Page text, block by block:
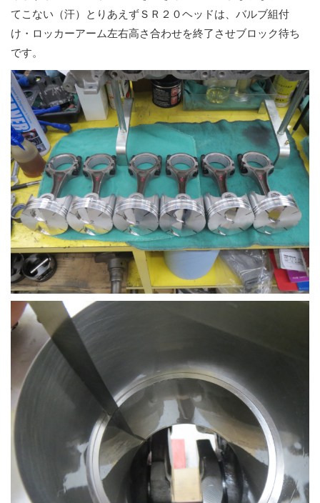
てこない（汗）とりあえずＳＲ２０ヘッドは、バルブ組付
け・ロッカーアーム左右高さ合わせを終了させブロック待ち
です。